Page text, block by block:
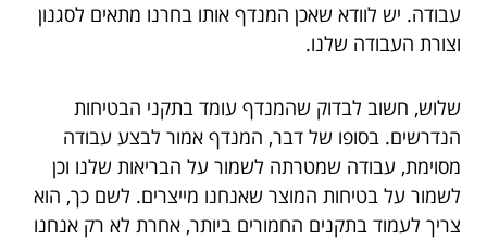
עבודה. יש לוודא שאכן המנדף אותו בחרנו מתאים לסגנון
וצורת העבודה שלנו.
שלוש, חשוב לבדוק שהמנדף עומד בתקני הבטיחות
הנדרשים. בסופו של דבר, המנדף אמור לבצע עבודה
מסוימת, עבודה שמטרתה לשמור על הבריאות שלנו וכן
לשמור על בטיחות המוצר שאנחנו מייצרים. לשם כך, הוא
צריך לעמוד בתקנים החמורים ביותר, אחרת לא רק אנחנו